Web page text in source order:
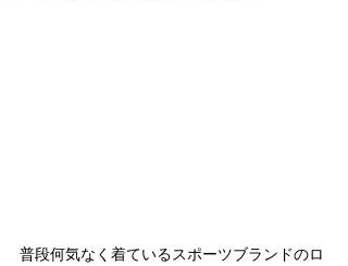
普段何気なく着ているスポーツブランドのロ